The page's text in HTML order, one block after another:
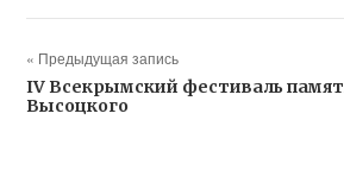
« Предыдущая запись
IV Всекрымский фестиваль
Высоцкого